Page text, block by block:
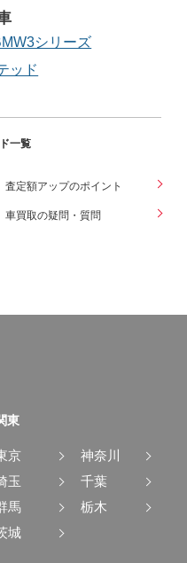
シリーズ
ッド
一覧
査定額アップのポイント
車買取の疑問・質問
東
京
神奈川
玉
千葉
馬
栃木
城